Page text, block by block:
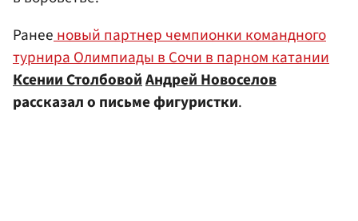
Ранееновый партнер чемпионки командного
турнира Олимпиады в Сочи в парном катании
Ксении СтолбовойАндрей Новоселов
рассказал о письме фигуристки.